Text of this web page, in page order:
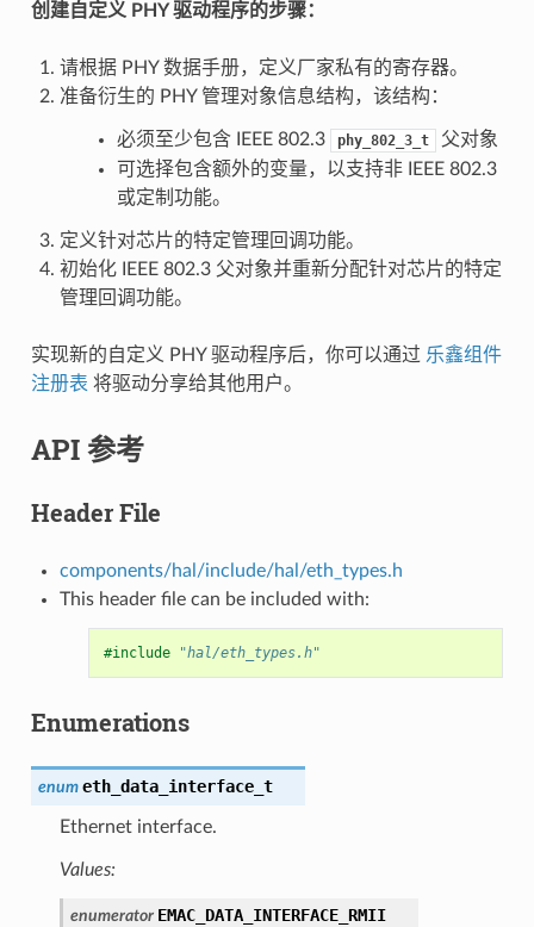
创建自定义 PHY 驱动程序的步骤：
请根据 PHY 数据手册，定义厂家私有的寄存器。
准备衍生的 PHY 管理对象信息结构，该结构：
必须至少包含 IEEE 802.3 phy_802_3_t
父对象
可选择包含额外的变量，以支持非 IEEE 802.3
或定制功能。
定义针对芯片的特定管理回调功能。
初始化 IEEE 802.3 父对象并重新分配针对芯片的特定
管理回调功能。
实现新的自定义 PHY 驱动程序后，你可以通过 乐鑫组件
注册表 将驱动分享给其他用户。
API 参考
Header File
components/hal/include/hal/eth_types.h
This header file can be included with:
#include "hal/eth_types.h"
Enumerations
enum eth_data_interface_t
Ethernet interface.
Values:
enumerator EMAC_DATA_INTERFACE_RMII